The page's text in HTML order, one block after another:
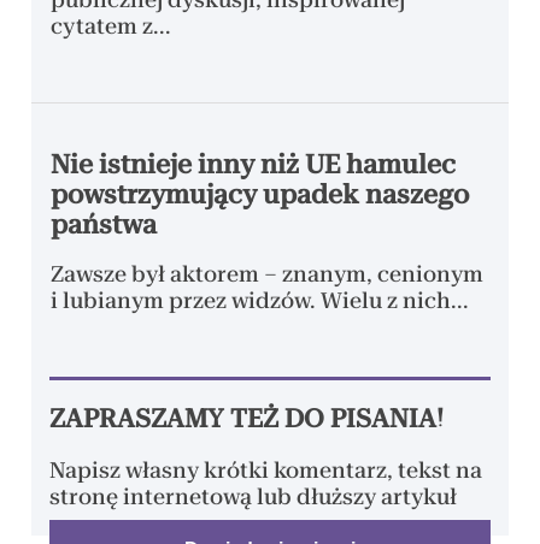
ZAPRASZAMY TEŻ DO PISANIA!
Napisz własny krótki komentarz, tekst na
stronę internetową lub dłuższy artykuł